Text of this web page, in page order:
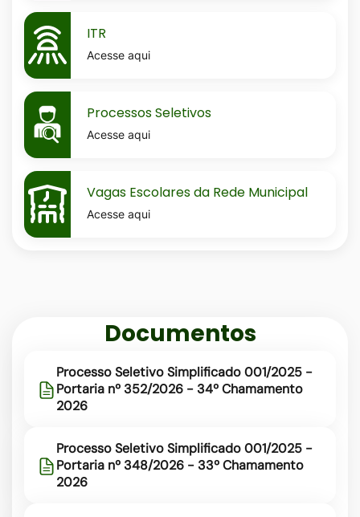
MaskItr ITR
Acesse aqui
MaskProcessos-
seletivos
Processos Seletivos
Acesse aqui
MaskVagas-
escolares-
da-
Vagas Escolares da Rede Municipal
Acesse aqui
Documentos
Processo Seletivo Simplificado 001/2025 -
Portaria nº 352/2026 - 34º Chamamento
2026
Processo Seletivo Simplificado 001/2025 -
Portaria nº 348/2026 - 33º Chamamento
2026